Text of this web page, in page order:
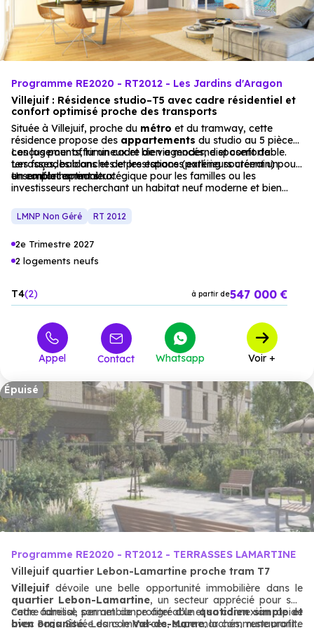
Programme RE2020 - RT2012 - Les Jardins d'Aragon
Villejuif : Résidence studio–T5 avec cadre résidentiel et
confort optimisé proche des transports
Située à Villejuif, proche du métro et du tramway, cette
résidence propose des appartements du studio au 5 pièces,
conçus pour offrir un cadre de vie moderne et confortable.
Les façades blanches et les espaces extérieurs créent un
ensemble harmonieux.
Les logements, lumineux et bien agencés, disposent de
terrasses, balcons et de prestations (parking souterrain) pour
un confort optimal.
Un emplacement stratégique pour les familles ou les
investisseurs recherchant un habitat neuf moderne et bien
LMNP Non Géré RT 2012
2e Trimestre 2027
2 logements neufs
T4 2 à partir de547 000 €
Appel Contact Whatsapp Voir +
Épuisé
Programme RE2020 - RT2012 - TERRASSES LAMARTINE
Villejuif quartier Lebon-Lamartine proche tram T7
Villejuif dévoile une belle opportunité immobilière dans le
quartier Lebon-Lamartine, un secteur apprécié pour son
cadre familial, son ambiance agréable et sa connexion rapide
avec Paris. Située dans leVal-de-Marne, la commune profite
Cette adresse permet de profiter d’unquotidien simple et
bien organisé.Les commerces, supermarchés, restaurants,